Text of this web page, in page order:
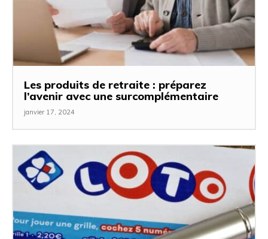
Les produits de retraite : préparez
l’avenir avec une surcomplémentaire
janvier 17, 2024